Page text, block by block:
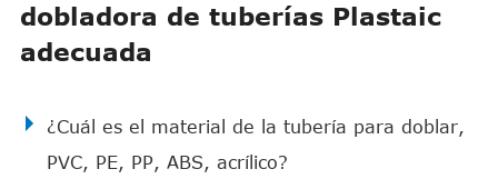
dobladora de tuberías Plastaic
adecuada
¿Cuál es el material de la tubería para doblar,
PVC, PE, PP, ABS, acrílico?